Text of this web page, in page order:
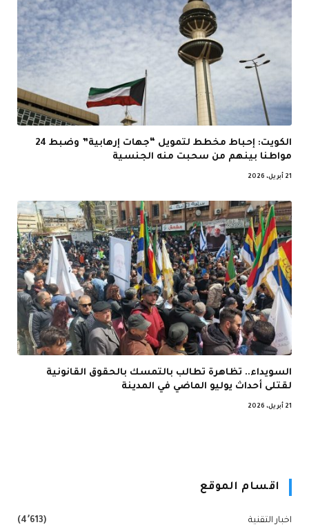
الكويت: إحباط مخطط لتمويل “جهات إرهابية” وضبط 24
مواطنا بينهم من سحبت منه الجنسية
21 أبريل، 2026
السويداء.. تظاهرة تطالب بالتمسك بالحقوق القانونية
لقتلى أحداث يوليو الماضي في المدينة
21 أبريل، 2026
اقسام الموقع
اخبار التقنية (4٬613)